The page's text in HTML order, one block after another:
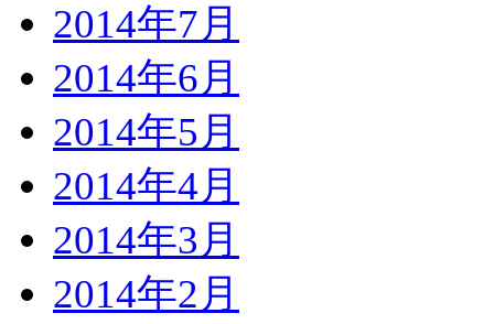
2014年7月
2014年6月
2014年5月
2014年4月
2014年3月
2014年2月